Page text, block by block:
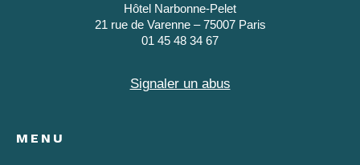
Hôtel Narbonne-Pelet
21 rue de Varenne – 75007 Paris
01 45 48 34 67
Signaler un abus
MENU